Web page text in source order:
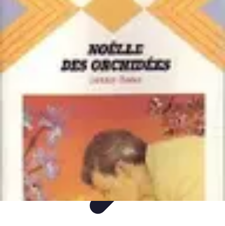
Mega Fun Zone
Tutorial
ÉvénementsJeux DIYVoyages
Mega Fun Zone